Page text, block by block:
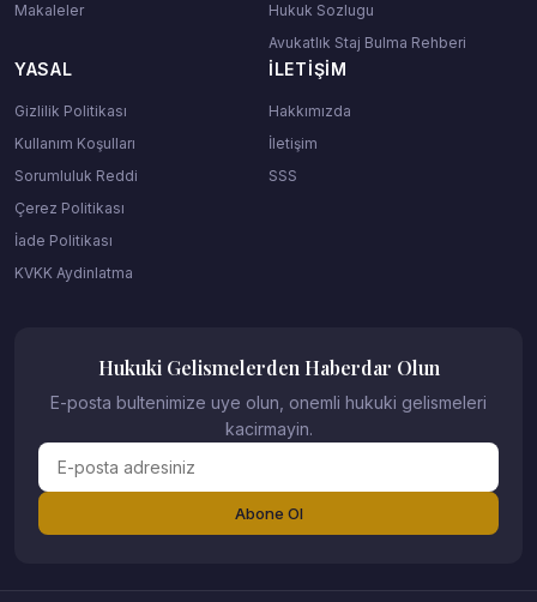
Makaleler
Hukuk Sozlugu
Avukatlık Staj Bulma Rehberi
YASAL
Gizlilik Politikası
Kullanım Koşulları
Sorumluluk Reddi
Çerez Politikası
İade Politikası
KVKK Aydinlatma
İLETIŞIM
Hakkımızda
İletişim
SSS
Hukuki Gelismelerden Haberdar Olun
E-posta bultenimize uye olun, onemli hukuki gelismeleri
kacirmayin.
Abone Ol